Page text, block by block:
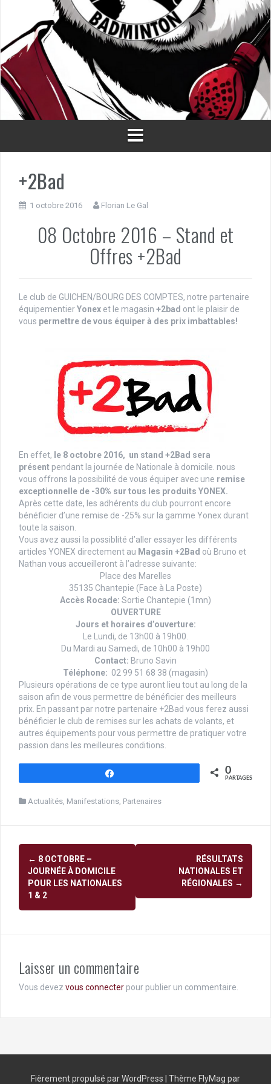
+2Bad
1 octobre 2016 Florian Le Gal
08 Octobre 2016 – Stand et
Offres +2Bad
Le club de GUICHEN/BOURG DES COMPTES, notre partenaire
équipementierYonex et le magasin +2bad ont le plaisir de
vous permettre de vous équiper à des prix imbattables!
En effet, le 8 octobre 2016, un stand +2Bad sera
présent pendant la journée de Nationale à domicile. nous
vous offrons la possibilité de vous équiper avec une remise
exceptionnelle de -30% sur tous les produits YONEX.
Après cette date, les adhérents du club pourront encore
bénéficier d’une remise de -25% sur la gamme Yonex durant
toute la saison.
Vous avez aussi la possiblité d’aller essayer les différents
articles YONEX directement au Magasin +2Bad où Bruno et
Nathan vous accueilleront à l’adresse suivante:
Place des Marelles
35135 Chantepie (Face à La Poste)
Accès Rocade: Sortie Chantepie (1mn)
OUVERTURE
Jours et horaires d’ouverture:
Le Lundi, de 13h00 à 19h00.
Du Mardi au Samedi, de 10h00 à 19h00
Contact: Bruno Savin
Téléphone: 02 99 51 68 38 (magasin)
Plusieurs opérations de ce type auront lieu tout au long de la
saison afin de vous permettre de bénéficier des meilleurs
prix. En passant par notre partenaire +2Bad vous ferez aussi
bénéficier le club de remises sur les achats de volants, et
autres équipements pour vous permettre de pratiquer votre
passion dans les meilleures conditions.
0
PARTAGES
Actualités, Manifestations, Partenaires
Navigation
d'article
← 8 OCTOBRE –
JOURNÉE À DOMICILE
POUR LES NATIONALES
1 & 2
RÉSULTATS
NATIONALES ET
RÉGIONALES →
Laisser un commentaire
Vous devez vous connecter pour publier un commentaire.
Fièrement propulsé par WordPress Thème FlyMag par